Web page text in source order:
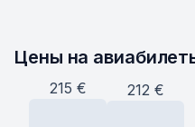
Цены на
215 € 212 €